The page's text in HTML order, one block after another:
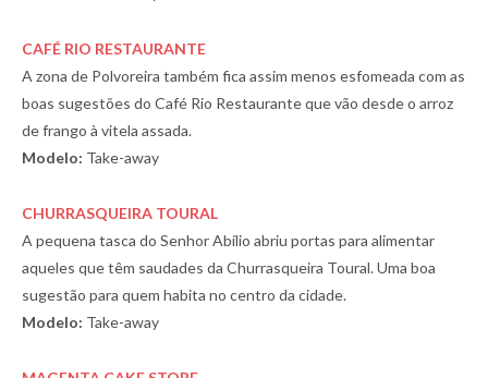
CAFÉ RIO RESTAURANTE
A zona de Polvoreira também fica assim menos esfomeada com as
boas sugestões do Café Rio Restaurante que vão desde o arroz
de frango à vitela assada.
Modelo: Take-away
CHURRASQUEIRA TOURAL
A pequena tasca do Senhor Abílio abriu portas para alimentar
aqueles que têm saudades da Churrasqueira Toural. Uma boa
sugestão para quem habita no centro da cidade.
Modelo: Take-away